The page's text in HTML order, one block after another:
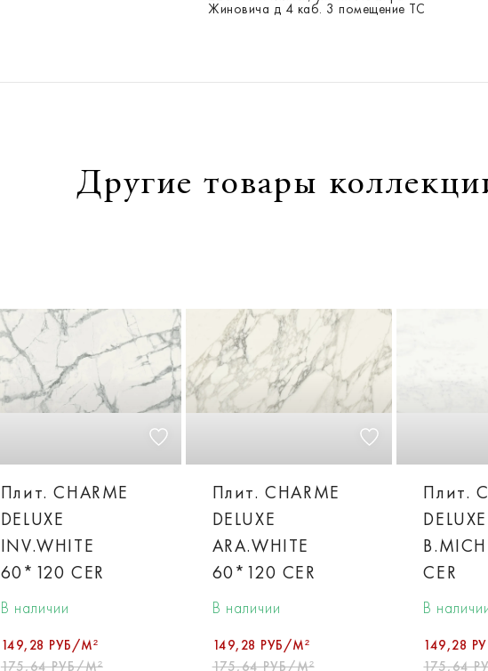
Жиновича д 4 каб. 3 помещение ТС
Другие товары
Плит. CHARME
DELUXE
INV.WHITE
60*120 CER
В наличии
149,28 РУБ/М²
175,64 РУБ/М²
Плит. CHARME
DELUXE
ARA.WHITE
60*120 CER
В наличии
149,28 РУБ/М²
175,64 РУБ/М²
Плит.
DELUXE
CER
В
149,28
175,64